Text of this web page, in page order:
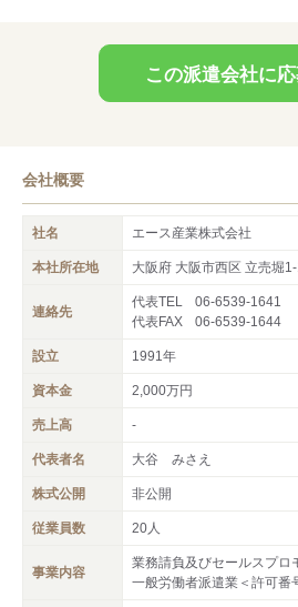
ちょっとお節介？と感じるくらい
何でも正面から全力で受け止め対話を
ご応募お待ちしております。
この派遣会社に
会社概要
社名 エース産業株式会社
本社所在地 大阪府 大阪市西区 立売堀
連絡先
代表TEL
06-6539-1641
代表FAX
06-6539-1644
設立 1991年
資本金 2,000万円
売上高 -
代表者名 大谷 みさえ
株式公開 非公開
従業員数 20人
事業内容
業務請負及びセールスプロ
一般労働者派遣業＜許可番